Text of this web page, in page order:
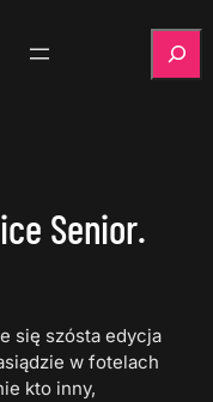
Senior.
się szósta edycja
w fotelach
kto inny,